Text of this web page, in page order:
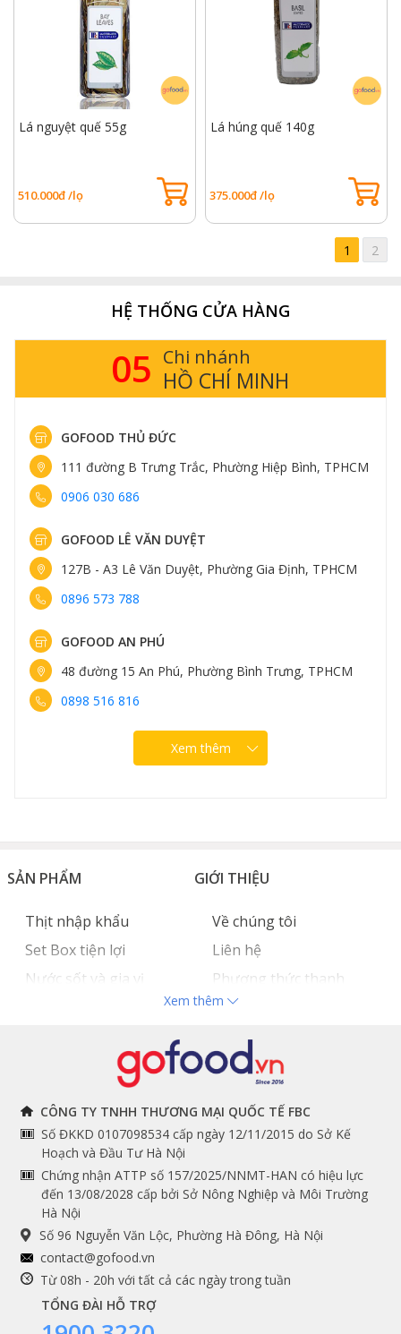
Lá nguyệt quế 55g
510.000đ /lọ
Lá húng quế 140g
375.000đ /lọ
1 2
HỆ THỐNG CỬA HÀNG
05 Chi nhánh
HỒ CHÍ MINH
GOFOOD THỦ ĐỨC
111 đường B Trưng Trắc, Phường Hiệp Bình, TPHCM
0906 030 686
GOFOOD LÊ VĂN DUYỆT
127B - A3 Lê Văn Duyệt, Phường Gia Định, TPHCM
0896 573 788
GOFOOD AN PHÚ
48 đường 15 An Phú, Phường Bình Trưng, TPHCM
0898 516 816
Xem thêm
SẢN PHẨM
Thịt nhập khẩu
Set Box tiện lợi
Nước sốt và gia vị
GIỚI THIỆU
Về chúng tôi
Liên hệ
Phương thức thanh
toán
Tuyển dụng
THÔNG TIN
Chính sách và quy định
chung
Hướng dẫn đặt hàng
Cam kết chất lượng
THEO DÕI NGAY
Facebook
Instagram
Youtube
Tiktok
Shopee
Xem thêm
CÔNG TY TNHH THƯƠNG MẠI QUỐC TẾ FBC
Số ĐKKD 0107098534 cấp ngày 12/11/2015 do Sở Kế
Hoạch và Đầu Tư Hà Nội
Chứng nhận ATTP số 157/2025/NNMT-HAN có hiệu lực
đến 13/08/2028 cấp bởi Sở Nông Nghiệp và Môi Trường
Hà Nội
Số 96 Nguyễn Văn Lộc, Phường Hà Đông, Hà Nội
contact@gofood.vn
Từ 08h - 20h với tất cả các ngày trong tuần
TỔNG ĐÀI HỖ TRỢ